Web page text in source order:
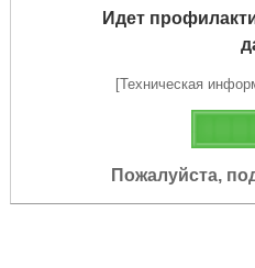
Идет
[Техническая
Пожалуйста,